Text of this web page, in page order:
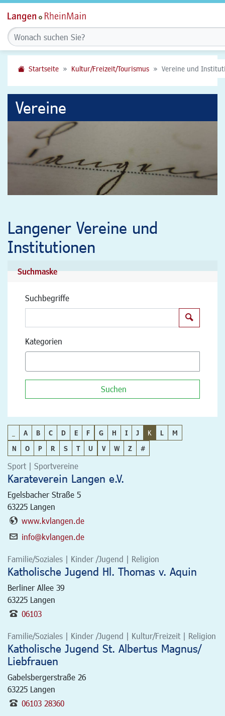
Startseite Kultur/Freizeit/Tourismus Vereine und
Vereine
Langener Vereine und
Institutionen
Suchmaske
Suchbegriffe
Kategorien
Suchen
A B C D E F G H I J K L
M
N
O P R S T U V W Z #
Sport | Sportvereine
Karateverein Langen e.V.
Egelsbacher Straße 5
63225 Langen
www.kvlangen.de
info@kvlangen.de
Familie/Soziales | Kinder /Jugend | Religion
Katholische Jugend Hl. Thomas v. Aquin
Berliner Allee 39
63225 Langen
06103
Familie/Soziales | Kinder /Jugend | Kultur/Freizeit | Religion
Katholische Jugend St. Albertus Magnus/
Liebfrauen
Gabelsbergerstraße 26
63225 Langen
06103 28360